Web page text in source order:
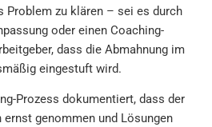
Problem zu klären – sei es durch
oder einen Coaching-
dass die Abmahnung im
eingestuft wird.
Prozess dokumentiert, dass der
genommen und Lösungen